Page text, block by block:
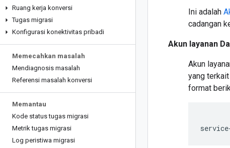
Ruang kerja konversi
Tugas migrasi
Konfigurasi konektivitas pribadi
Memecahkan masalah
Mendiagnosis masalah
Referensi masalah konversi
Memantau
Kode status tugas migrasi
Metrik tugas migrasi
Log peristiwa migrasi
Ini adalah
cadangan
Akun layanan
Akun
yang
format